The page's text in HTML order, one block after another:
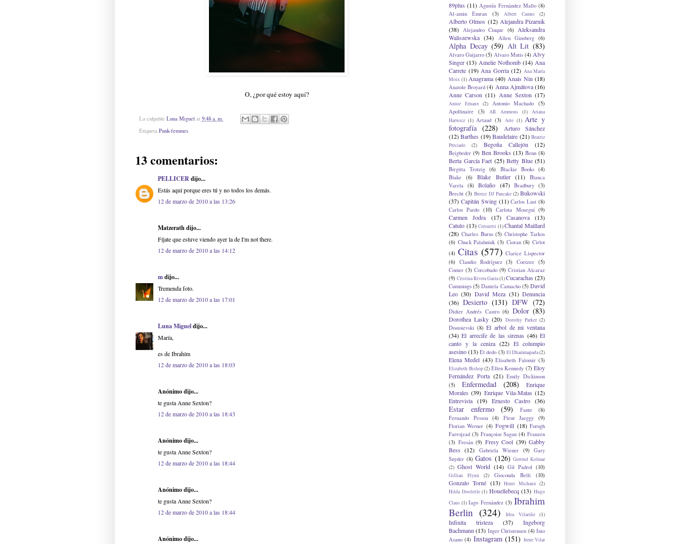
O, ¿por qué estoy aquí?
La culpable Luna Miguel at 9:48 a. m.
Etiqueta Punk-femmes
13 comentarios:
PELLICERdijo...
Estás aquí porque eres tú y no todos los demás.
12 de marzo de 2010 a las 13:26
Matzerath dijo...
Fíjate que estuve viendo ayer la de I'm not there.
12 de marzo de 2010 a las 14:12
mdijo...
Tremenda foto.
12 de marzo de 2010 a las 17:01
Luna Migueldijo...
María,
es de Ibrahím
12 de marzo de 2010 a las 18:03
Anónimo dijo...
te gusta Anne Sexton?
12 de marzo de 2010 a las 18:43
Anónimo dijo...
te gusta Anne Sexton?
12 de marzo de 2010 a las 18:44
Anónimo dijo...
te gusta Anne Sexton?
12 de marzo de 2010 a las 18:44
Anónimo dijo...
89plus (11) Agustín Fernández Mallo (8)
Al-amin Emran
(3) Albert Camus (2)
Alberto Olmos (12) Alejandra Pizarnik
(38)
Alejandro Cinque (6)
Aleksandra
Waliszewska (34) Allen Ginsberg (6)
Alpha Decay (59) Alt Lit (83)
Alvaro Guijarro (5) Alvaro Mutis (4) Alvy
Singer (13) Amelie Nothomb (14) Ana
Carrete (19) Ana Gorria (12) Ana María
Moix (1) Anagrama (40) Anais Nin (18)
Anatole Broyard (4) Anna Ajmátova (16)
Anne Carson (11) Anne Sexton (17)
Annie Ernaux (2) Antonio Machado
(5)
Apollinaire
(3) AR Ammons (1)
Ariana
Harwicz (1) Artaud (3) Arte (1) Arte y
fotografía (228)
Arturo Sánchez
(12) Barthes (19) Baudelaire (21) Beatriz
Preciado
(2) Begoña Callejón (12)
Beigbeder (9) Ben Brooks (13) Benn (8)
Berta García Faet (25) Betty Blue (51)
Birgitta Trotzig (6) Blackie Books (4)
Blake
(6) Blake Butler (11)
Blanca
Varela
(8) Bolaño (47) Bradbury (3)
Brecht (3) Breece DJ Pancake (2) Bukowski
(37) Capitán Swing (11) Carlos Lust (8)
Carlos Pardo (10) Carlota Moseguí (9)
Carmen Jodra (17) Casanova
(13)
Catulo (13) Ceronetti (1) Chantal Maillard
(28) Charles Burns (5) Christophe Tarkos
(6) Chuck Palahniuk (3) Cioran (8) Cirlot
(4) Citas (577) Clarice Lispector
(6)
Claudio Rodríguez (3) Coetzee (5)
Comer (3) Corcobado (9) Cristian Alcaraz
(9) Cristina Rivera Garza(1)Cucarachas (23)
Cummings (5) Daniela Camacho (5) David
Leo (30) David Meza (31) Denuncia
(36) Desierto (131) DFW (72)
Didier Andrés Castro (6) Dolor (83)
Dorothea Lasky (20) Dorothy Parker (2)
Dostoievski (8) El arbol de mi ventana
(34) El arrecife de las sirenas (46) El
canto y la ceniza (22) El columpio
asesino(13) El dedo (3) El Dhammapada(2)
Elena Medel (43) Elisabeth Falomir (3)
Elizabeth Bishop(2) Ellen Kennedy (7) Eloy
Fernández Porta (21) Emily Dickinson
(5)
Enfermedad (208)
Enrique
Morales (39) Enrique Vila-Matas (12)
Entrevista (19) Ernesto Castro (36)
Estar enfermo (59) Fante
(8)
Fernando Pessoa
(4) Fleur Jaeggy
(9)
Florian Werner (4) Fogwill (18) Forugh
Farrojzad (3) Françoise Sagan (4) Franzen
(3) Fresán (9) Fresy Cool (39) Gabby
Bess (12) Gabriela Wiener (9)
Gary
Snyder (8) Gatos (126) Gertrud Kolmar
(2) Ghost World (14) Gil Padrol (10)
Gillian Flynn (2) Gioconda Belli (10)
Gonzalo Torné (13) Henri Michaux (2)
Hilda Doolittle (1) Houellebecq (13) Hugo
Claus (1) Iago Fernández (3) Ibrahim
Berlin (324) Idea Vilariño (1)
Infinita tristeza (37)
Ingeborg
Bachmann (13) Inger Christensen (4) Inio
Asano (4) Instagram (151) Irene Vilar